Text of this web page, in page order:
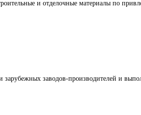
и отделочные материалы по
заводов-производителей и